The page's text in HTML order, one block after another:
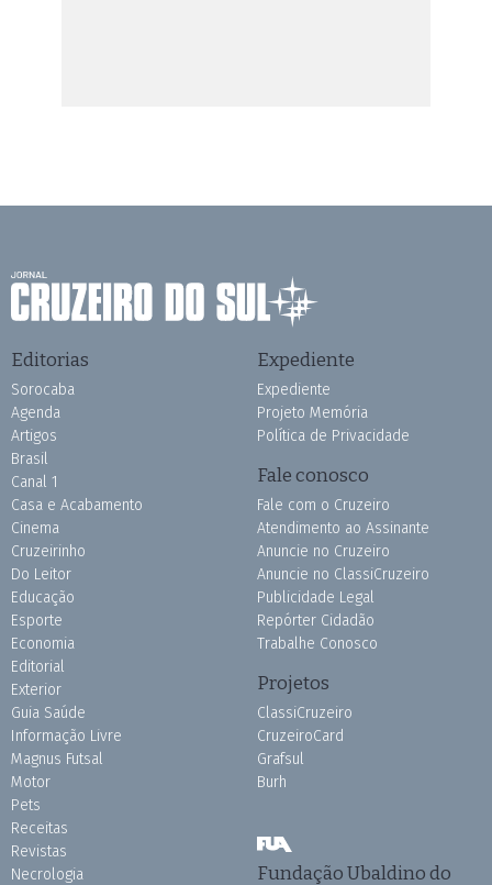
Editorias
Sorocaba
Agenda
Artigos
Brasil
Canal 1
Casa e Acabamento
Cinema
Cruzeirinho
Do Leitor
Educação
Esporte
Economia
Editorial
Exterior
Guia Saúde
Informação Livre
Magnus Futsal
Motor
Pets
Receitas
Revistas
Necrologia
Expediente
Expediente
Projeto Memória
Política de Privacidade
Fale conosco
Fale com o Cruzeiro
Atendimento ao Assinante
Anuncie no Cruzeiro
Anuncie no ClassiCruzeiro
Publicidade Legal
Repórter Cidadão
Trabalhe Conosco
Projetos
ClassiCruzeiro
CruzeiroCard
Grafsul
Burh
Fundação Ubaldino do